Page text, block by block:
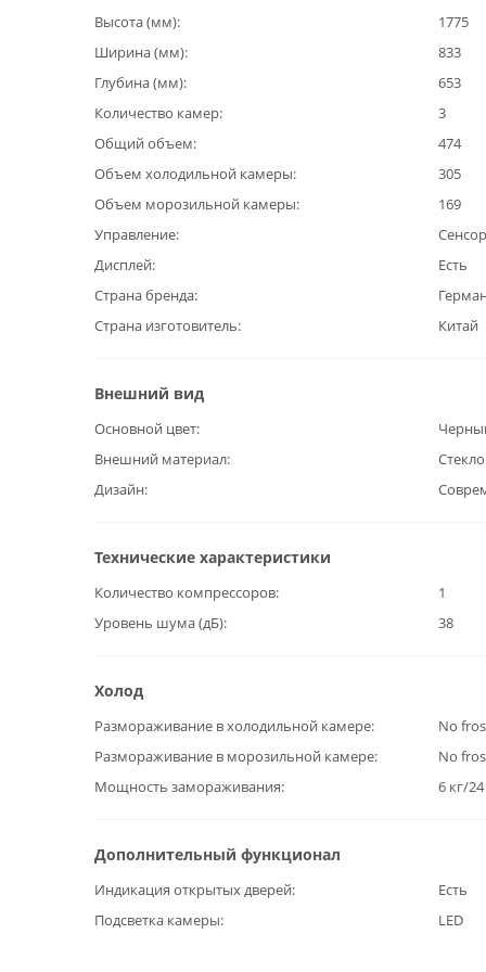
Высота (мм)
1775
Ширина (мм)
833
Глубина (мм)
653
Количество камер
3
Общий объем
474
Объем холодильной камеры
305
Объем морозильной камеры
169
Управление
Дисплей
Есть
Страна бренда
Страна изготовитель
Китай
Внешний вид
Основной цвет
Внешний материал
Стекло
Дизайн
Технические характеристики
Количество компрессоров
1
Уровень шума (дБ)
38
Холод
Размораживание в холодильной камере
No
Размораживание в морозильной камере
No
Мощность замораживания
6 кг/
Дополнительный функционал
Индикация открытых дверей
Есть
Подсветка камеры
LED